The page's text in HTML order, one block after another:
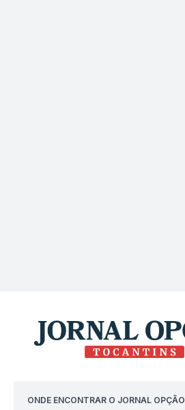
ONDE ENCONTRAR O JORNAL OPÇÃO